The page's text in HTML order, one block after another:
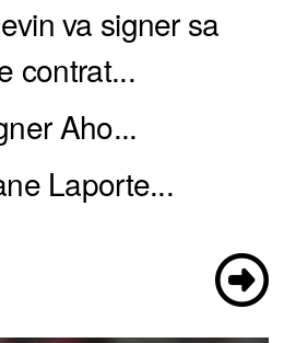
va signer sa
contrat...
Aho...
Laporte...